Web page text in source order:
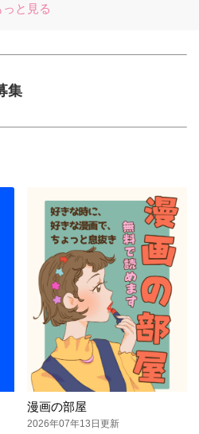
っと見る
集
漫画の部屋
2026年07年13日更新